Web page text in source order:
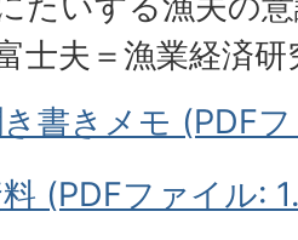
士夫＝漁業経済
書きメモ (PDF
(PDFファイル: